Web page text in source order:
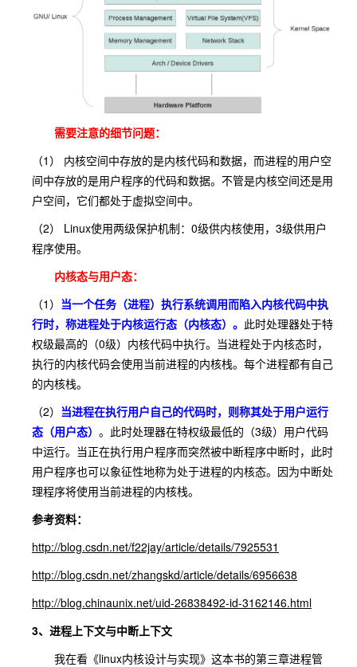
需要注意的细节问题：
（1）
内核空间中存放的是内核代码和数据，而进程的用户空
间中存放的是用户程序的代码和数据。不管是内核空间还是用
户空间，它们都处于虚拟空间中。
（2）
Linux使用两级保护机制：0级供内核使用，3级供用户
程序使用。
内核态与用户态：
（1） 当一个任务（进程）执行系统调用而陷入内核代码中执
行时，称进程处于内核运行态（内核态）。 此时处理器处于特
权级最高的（0级）内核代码中执行。当进程处于内核态时，
执行的内核代码会使用当前进程的内核栈。每个进程都有自己
的内核栈。
（2） 当进程在执行用户自己的代码时，则称其处于用户运行
态（用户态） 。 此时处理器在特权级最低的（3级）用户代码
中运行。当正在执行用户程序而突然被中断程序中断时，此时
用户程序也可以象征性地称为处于进程的内核态。因为中断处
理程序将使用当前进程的内核栈。
参考资料：
http://blog.csdn.net/f22jay/article/details/7925531
http://blog.csdn.net/zhangskd/article/details/6956638
http://blog.chinaunix.net/uid-26838492-id-3162146.html
3、进程上下文与中断上下文
我在看《linux内核设计与实现》这本书的第三章进程管